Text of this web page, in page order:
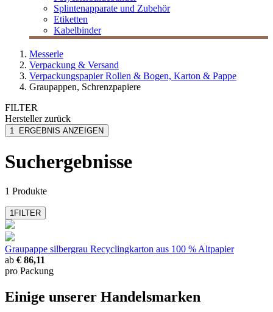
Splintenapparate und Zubehör
Etiketten
Kabelbinder
Messerle
Verpackung & Versand
Verpackungspapier Rollen & Bogen, Karton & Pappe
Graupappen, Schrenzpapiere
FILTER
Herstellerzurück
MESSERLE
1 ERGEBNIS ANZEIGEN
Suchergebnisse
1 Produkte
1FILTER
Graupappe silbergrau Recyclingkarton aus 100 % Altpapier
ab € 86,11
pro Packung
Einige unserer Handelsmarken